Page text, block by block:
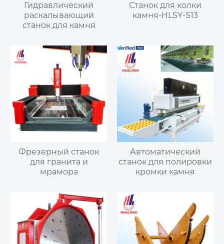
Гидравлический
раскалывающий
станок для камня
Станок для колки
камня-HLSY-S13
Фрезерный станок
для гранита и
мрамора
Автоматический
станок для полировки
кромки камня